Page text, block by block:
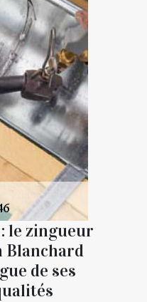
le zingueur
Blanchard
de ses